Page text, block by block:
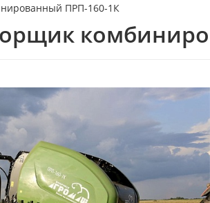
ПРП-160-1К